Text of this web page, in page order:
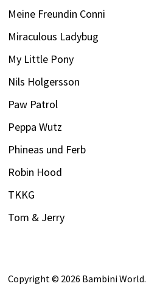
Meine Freundin Conni
Miraculous Ladybug
My Little Pony
Nils Holgersson
Paw Patrol
Peppa Wutz
Phineas und Ferb
Robin Hood
TKKG
Tom & Jerry
Copyright © 2026 Bambini World.